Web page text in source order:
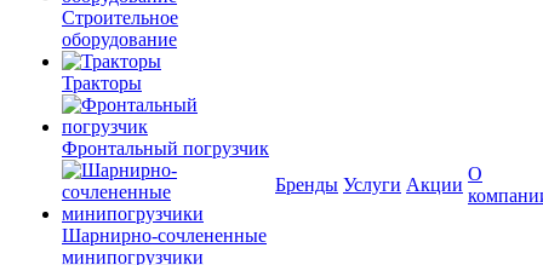
Строительное
оборудование
Тракторы
Фронтальный погрузчик
Шарнирно-сочлененные
минипогрузчики
Бренды Услуги Акции
О